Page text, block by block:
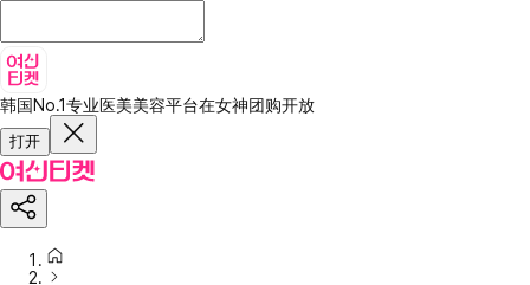
韩国No.1专业医美美容平台在女神团购开放
打开